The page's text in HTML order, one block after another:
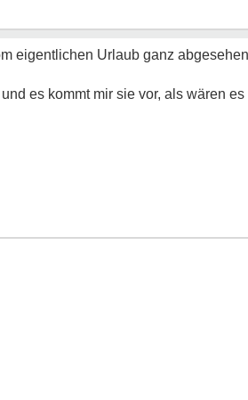
eigentlichen Urlaub ganz
es kommt mir sie vor, als wären